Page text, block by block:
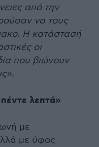
από την
να τους
Η κατάστασή
οι
που βιώνουν
λεπτά»
με
με ύφος